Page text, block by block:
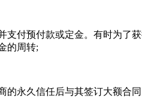
付预付款或定金。有时为了
的周转;
永久信任后与其签订大额合